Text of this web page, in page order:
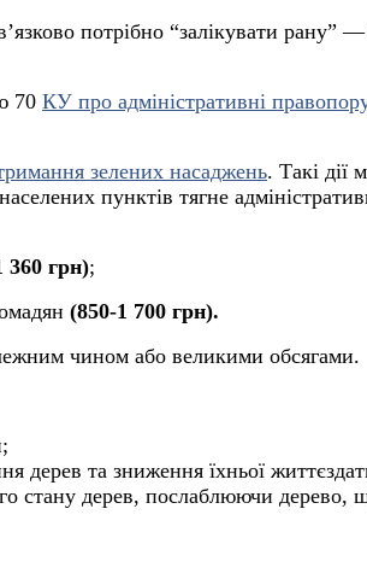
потрібно “залікувати рану”
70 КУ про адміністративні
зелених насаджень. Такі дії
пунктів тягне
360 грн);
(850-1 700 грн).
чином або великими обсягами.
дерев та зниження їхньої
стану дерев, послаблюючи